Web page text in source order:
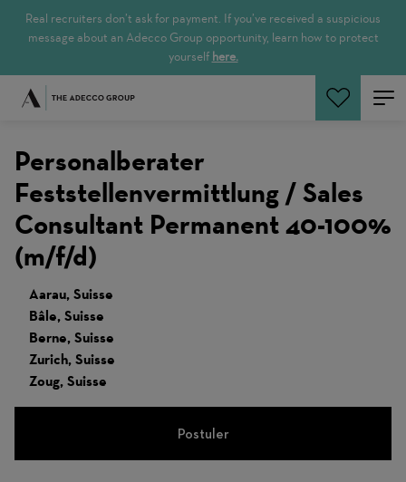
Real recruiters don’t ask for payment. If you’ve received a suspicious
message about an Adecco Group opportunity, learn how to protect
yourself here.
Rechercher
Personalberater
Feststellenvermittlung / Sales
Consultant Permanent 40-100%
(m/f/d)
Aarau, Suisse
Bâle, Suisse
Berne, Suisse
Zurich, Suisse
Zoug, Suisse
Postuler